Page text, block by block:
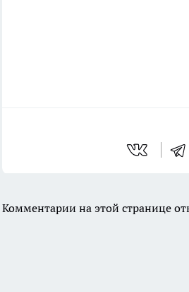
Комментарии на этой странице